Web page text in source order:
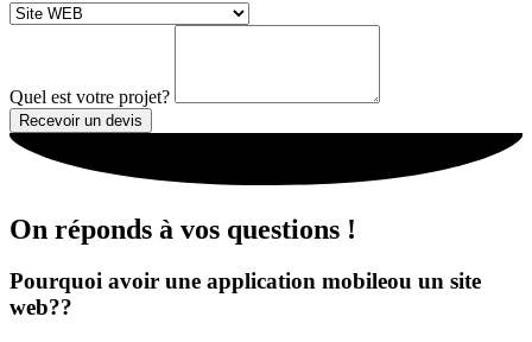
Quel est votre projet?
Recevoir un devis
On réponds à vos questions !
Pourquoi avoir une application mobileou un site
web??